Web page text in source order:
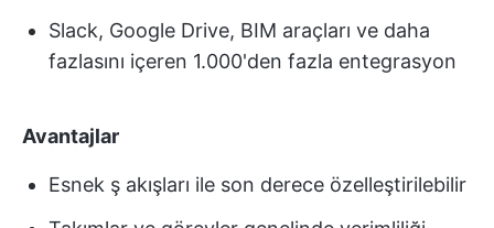
Slack, Google Drive, BIM araçları ve daha
fazlasını içeren 1.000'den fazla entegrasyon
Avantajlar
Esnek ş akışları ile son derece özelleştirilebilir